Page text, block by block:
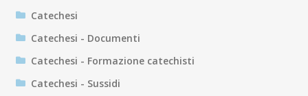
Catechesi
Catechesi - Documenti
Catechesi - Formazione catechisti
Catechesi - Sussidi